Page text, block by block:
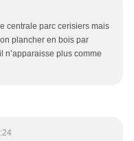
centrale parc cerisiers mais
plancher en bois par
n’apparaisse plus comme